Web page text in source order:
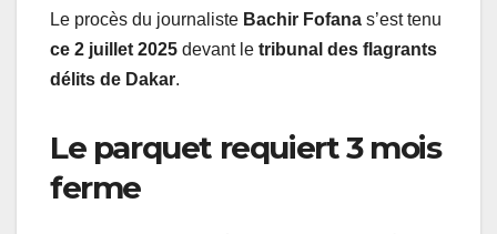
Le procès du journaliste Bachir Fofana s’est tenu
ce 2 juillet 2025 devant le tribunal des flagrants
délits de Dakar.
Le parquet requiert 3 mois
ferme